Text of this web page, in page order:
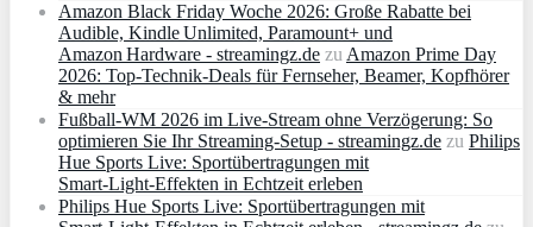
Amazon Black Friday Woche 2026: Große Rabatte bei
Audible, Kindle Unlimited, Paramount+ und
Amazon Hardware - streamingz.de zu Amazon Prime Day
2026: Top-Technik-Deals für Fernseher, Beamer, Kopfhörer
& mehr
Fußball-WM 2026 im Live-Stream ohne Verzögerung: So
optimieren Sie Ihr Streaming-Setup - streamingz.de zu Philips
Hue Sports Live: Sportübertragungen mit
Smart‑Light‑Effekten in Echtzeit erleben
Philips Hue Sports Live: Sportübertragungen mit